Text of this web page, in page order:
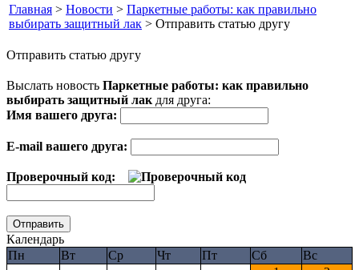
Главная > Новости > Паркетные работы: как правильно
выбирать защитный лак > Отправить статью другу
Отправить статью другу
Выслать новость Паркетные работы: как правильно
выбирать защитный лак для друга:
Имя вашего друга:
E-mail вашего друга:
Проверочный код:
Календарь
Пн
Вт Ср Чт Пт Сб
Вс